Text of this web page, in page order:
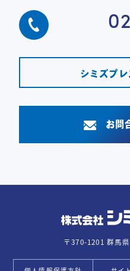
シミズプ
お問
〒370-1201 群馬